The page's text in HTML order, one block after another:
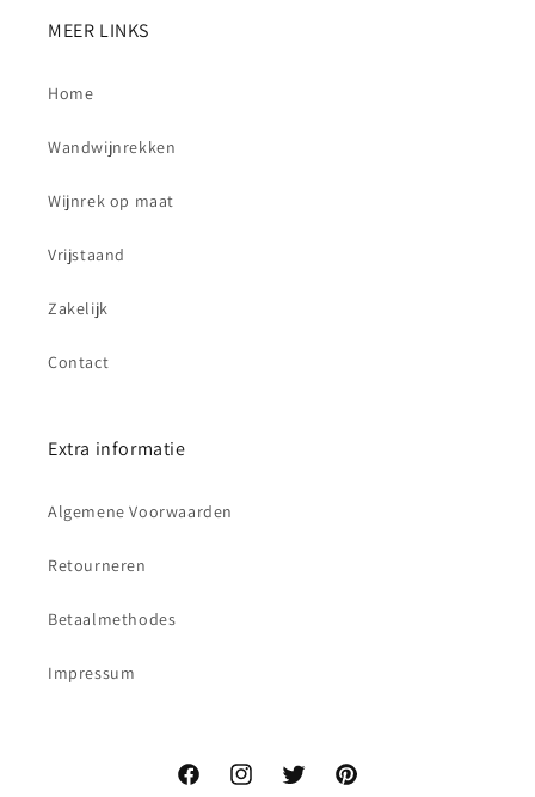
MEER LINKS
Home
Wandwijnrekken
Wijnrek op maat
Vrijstaand
Zakelijk
Contact
Extra informatie
Algemene Voorwaarden
Retourneren
Betaalmethodes
Impressum
FacebookInstagramTwitter Pinterest